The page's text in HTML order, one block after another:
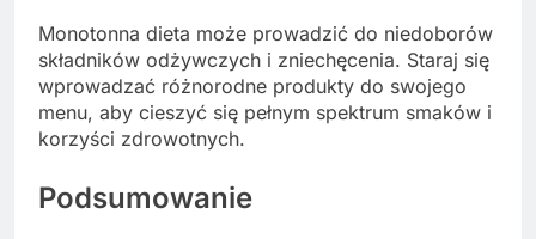
Monotonna dieta może prowadzić do niedoborów
składników odżywczych i zniechęcenia. Staraj się
wprowadzać różnorodne produkty do swojego
menu, aby cieszyć się pełnym spektrum smaków i
korzyści zdrowotnych.
Podsumowanie